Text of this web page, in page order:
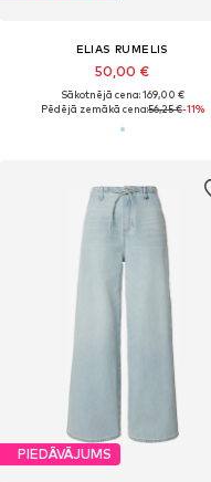
ELIAS RUMELIS
50,00 €
Sākotnējā cena: 169,00 €
Pēdējā zemākā cena:56,25 €-11%
PIEDĀVĀJUMS